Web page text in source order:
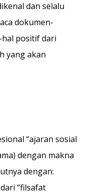
dan selalu
dokumen-
hal positif dari
yang akan
“ajaran sosial
dengan makna
dengan:
“filsafat